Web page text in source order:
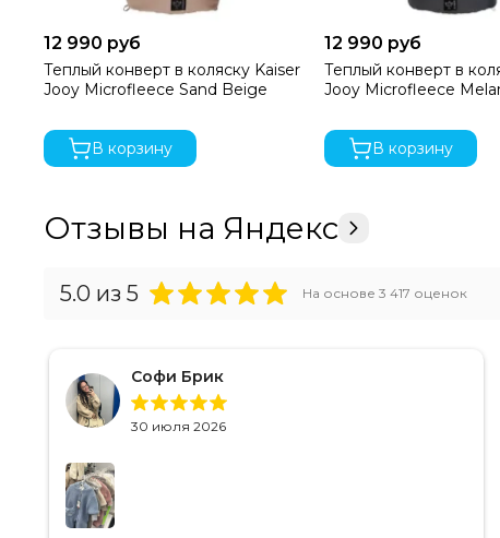
12 990 руб
Теплый конверт в коляску Kaiser
Jooy Microfleece Sand Beige
В корзину
12 990 руб
Теплый конверт в
Jooy Microfleece
В корзину
Отзывы на Яндекс
5.0 из 5 На основе 3 417 оценок
Софи Брик
30 июля 2026